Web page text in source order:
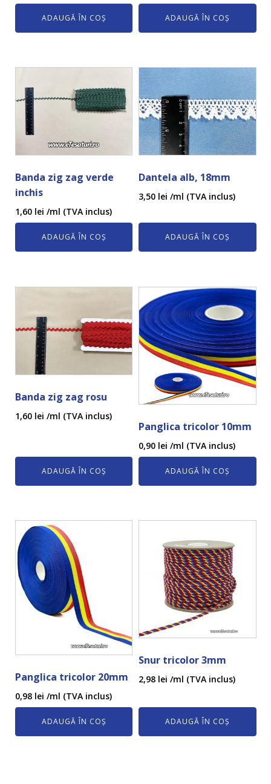
ADAUGĂ ÎN COȘ ADAUGĂ ÎN COȘ
Banda zig zag verde
inchis
1,60 lei /ml (TVA inclus)
ADAUGĂ ÎN COȘ
Dantela alb, 18mm
3,50 lei /ml (TVA inclus)
ADAUGĂ ÎN COȘ
Banda zig zag rosu
1,60 lei /ml (TVA inclus)
ADAUGĂ ÎN COȘ
Panglica tricolor 10mm
0,90 lei /ml (TVA inclus)
ADAUGĂ ÎN COȘ
Panglica tricolor 20mm
0,98 lei /ml (TVA inclus)
ADAUGĂ ÎN COȘ
Snur tricolor 3mm
2,98 lei /ml (TVA inclus)
ADAUGĂ ÎN COȘ